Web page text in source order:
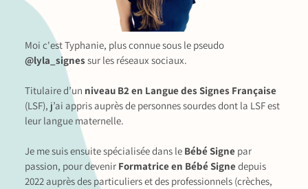
Moi c'est Typhanie, plus connue sous le pseudo
@lyla_signes sur les réseaux sociaux.
Titulaire d’un niveau B2 en Langue des Signes Française
(LSF), j’ai appris auprès de personnes sourdes dont la LSF est
leur langue maternelle.
Je me suis ensuite spécialisée dans le Bébé Signe par
passion, pour devenir Formatrice en Bébé Signedepuis
2022 auprès des particuliers et des professionnels (crèches,